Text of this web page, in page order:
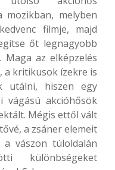
melyben
filmje, majd
őt legnagyobb
Maga az elképzelés
a kritikusok ízekre is
utálni, hiszen egy
vágású akcióhősök
Mégis ettől vált
a zsáner elemeit
vászon túloldalán
különbségeket